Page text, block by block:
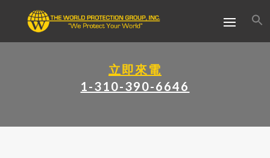
立即來電
1-310-390-6646